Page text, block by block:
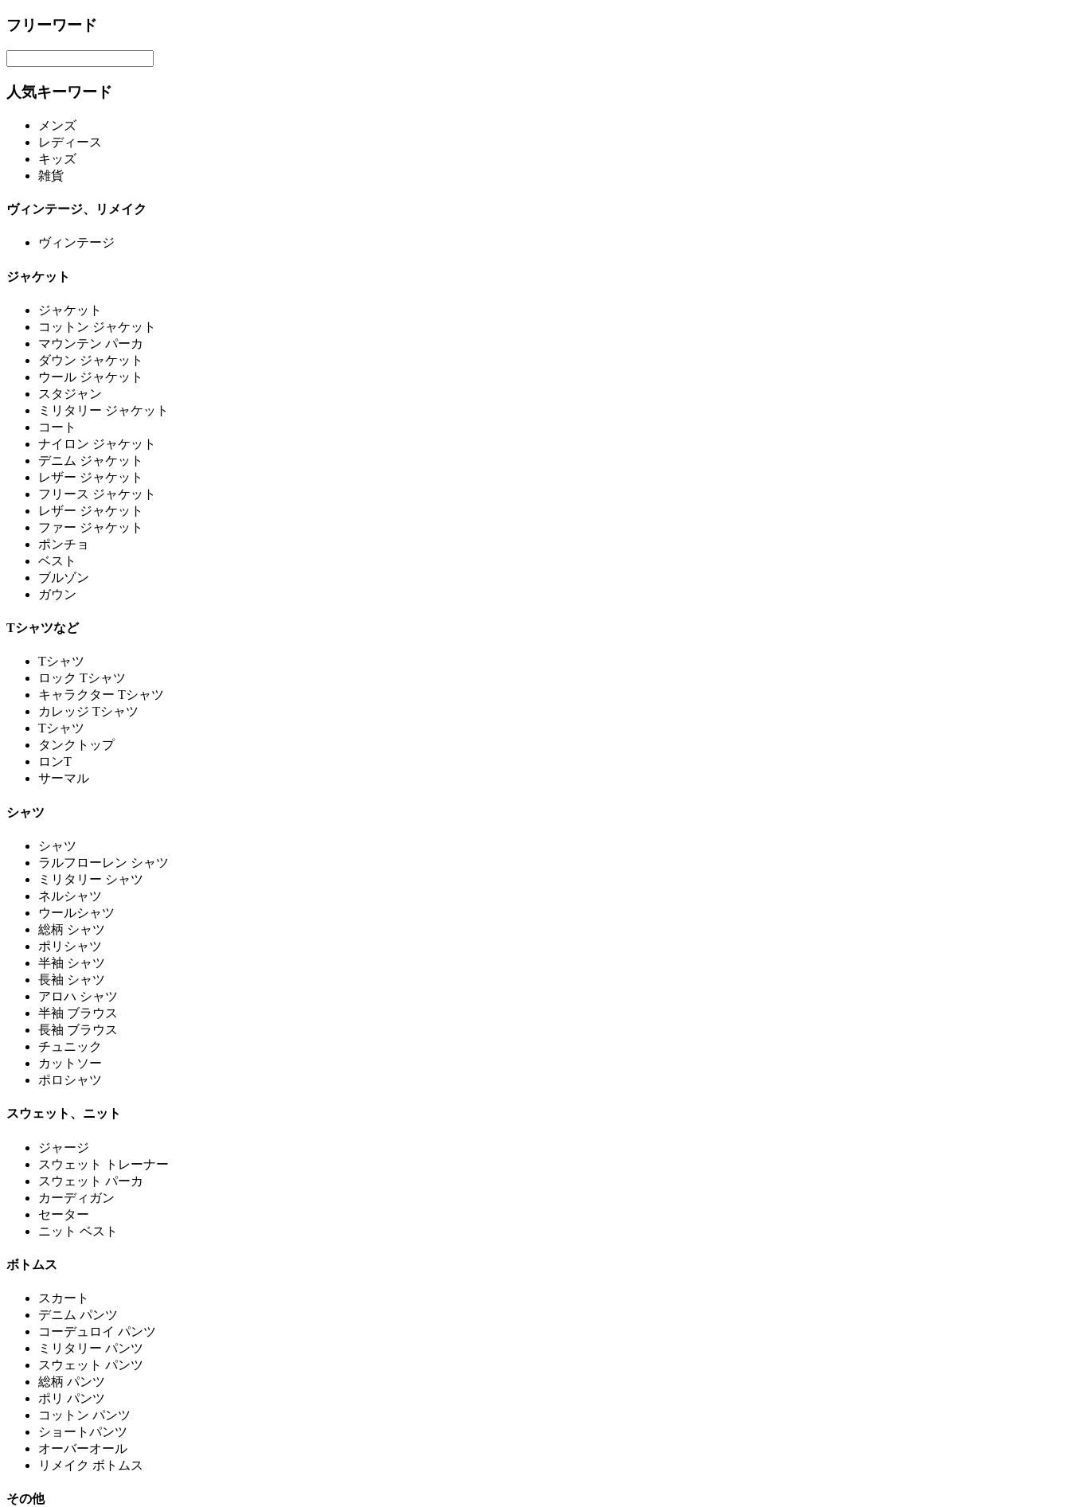
フリーワード
人気キーワード
メンズ
レディース
キッズ
雑貨
ヴィンテージ、リメイク
ヴィンテージ
ジャケット
ジャケット
コットン ジャケット
マウンテン パーカ
ダウン ジャケット
ウール ジャケット
スタジャン
ミリタリー ジャケット
コート
ナイロン ジャケット
デニム ジャケット
レザー ジャケット
フリース ジャケット
レザー ジャケット
ファー ジャケット
ポンチョ
ベスト
ブルゾン
ガウン
Tシャツなど
Tシャツ
ロック Tシャツ
キャラクター Tシャツ
カレッジ Tシャツ
Tシャツ
タンクトップ
ロンT
サーマル
シャツ
シャツ
ラルフローレン シャツ
ミリタリー シャツ
ネルシャツ
ウールシャツ
総柄 シャツ
ポリシャツ
半袖 シャツ
長袖 シャツ
アロハ シャツ
半袖 ブラウス
長袖 ブラウス
チュニック
カットソー
ポロシャツ
スウェット、ニット
ジャージ
スウェット トレーナー
スウェット パーカ
カーディガン
セーター
ニット ベスト
ボトムス
スカート
デニム パンツ
コーデュロイ パンツ
ミリタリー パンツ
スウェット パンツ
総柄 パンツ
ポリ パンツ
コットン パンツ
ショートパンツ
オーバーオール
リメイク ボトムス
その他